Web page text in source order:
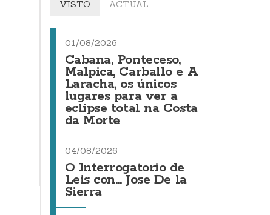
VISTO ACTUAL
01/08/2026
Cabana, Ponteceso,
Malpica, Carballo e A
Laracha, os únicos
lugares para ver a
eclipse total na Costa
da Morte
04/08/2026
O Interrogatorio de
Leis con... Jose De la
Sierra